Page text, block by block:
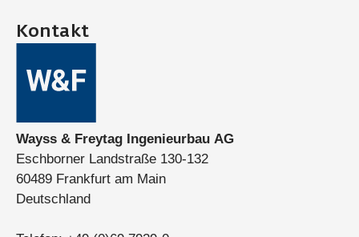
Kontakt
Wayss & Freytag Ingenieurbau AG
Eschborner Landstraße 130-132
60489 Frankfurt am Main
Deutschland